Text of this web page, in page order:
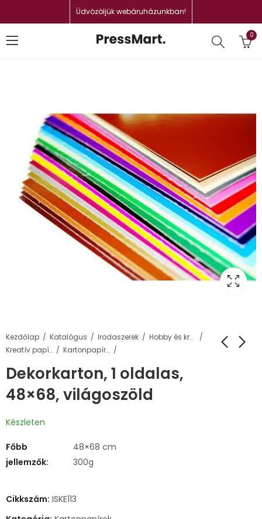
Üdvözöljük webáruházunkban!
0
Kezdőlap Katalógus Irodaszerek
Hobby és kreatív termékek
Kreatív papírok
Kartonpapírok
Dekorkarton, 1 oldalas,
48×68, világoszöld
Készleten
Főbb
jellemzők:
48×68 cm
300g
Cikkszám: ISKE113